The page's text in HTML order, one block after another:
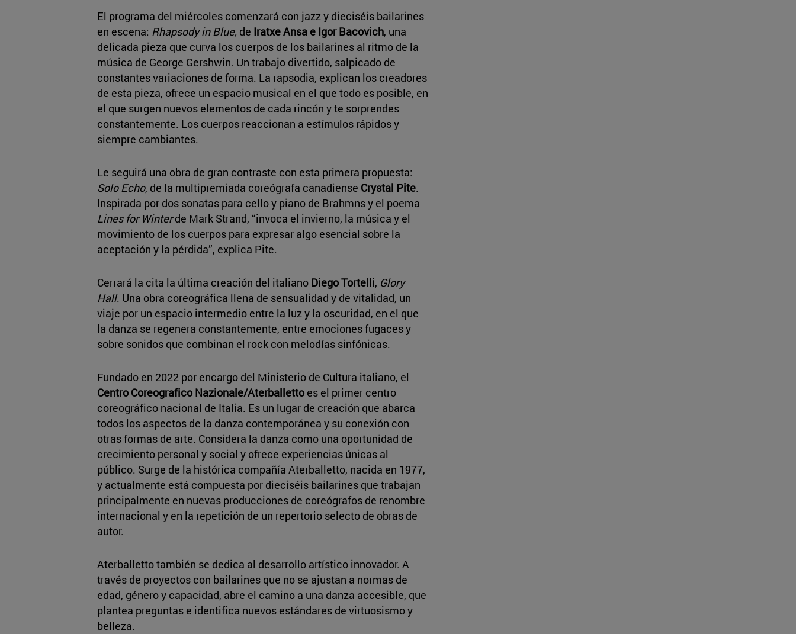
El programa del miércoles comenzará con jazz y dieciséis bailarines
en escena: Rhapsody in Blue, de Iratxe Ansa e Igor Bacovich, una
delicada pieza que curva los cuerpos de los bailarines al ritmo de la
música de George Gershwin. Un trabajo divertido, salpicado de
constantes variaciones de forma. La rapsodia, explican los creadores
de esta pieza, ofrece un espacio musical en el que todo es posible, en
el que surgen nuevos elementos de cada rincón y te sorprendes
constantemente. Los cuerpos reaccionan a estímulos rápidos y
siempre cambiantes.
Le seguirá una obra de gran contraste con esta primera propuesta:
Solo Echo, de la multipremiada coreógrafa canadiense Crystal Pite.
Inspirada por dos sonatas para cello y piano de Brahmns y el poema
Lines for Winterde Mark Strand, “invoca el invierno, la música y el
movimiento de los cuerpos para expresar algo esencial sobre la
aceptación y la pérdida”, explica Pite.
Cerrará la cita la última creación del italiano Diego Tortelli, Glory
Hall. Una obra coreográfica llena de sensualidad y de vitalidad, un
viaje por un espacio intermedio entre la luz y la oscuridad, en el que
la danza se regenera constantemente, entre emociones fugaces y
sobre sonidos que combinan el rock con melodías sinfónicas.
Fundado en 2022 por encargo del Ministerio de Cultura italiano, el
Centro Coreografico Nazionale/Aterballetto es el primer centro
coreográfico nacional de Italia. Es un lugar de creación que abarca
todos los aspectos de la danza contemporánea y su conexión con
otras formas de arte. Considera la danza como una oportunidad de
crecimiento personal y social y ofrece experiencias únicas al
público. Surge de la histórica compañía Aterballetto, nacida en 1977,
y actualmente está compuesta por dieciséis bailarines que trabajan
principalmente en nuevas producciones de coreógrafos de renombre
internacional y en la repetición de un repertorio selecto de obras de
autor.
Aterballetto también se dedica al desarrollo artístico innovador. A
través de proyectos con bailarines que no se ajustan a normas de
edad, género y capacidad, abre el camino a una danza accesible, que
plantea preguntas e identifica nuevos estándares de virtuosismo y
belleza.